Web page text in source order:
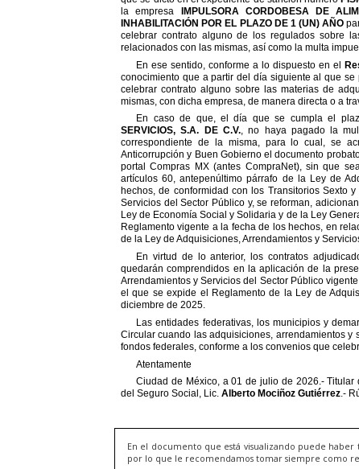
En el documento que está visualizando puede
por lo que le recomendamos tomar siempre como